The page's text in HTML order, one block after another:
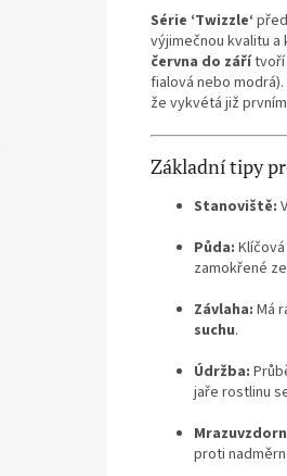
Série ‘Twizzle‘
výjimečnou kvalitu
června do zářítvoří
fialová nebo
že vykvétá již
Základní tipy
Stanoviště:
Půda:
zamokřené
Závlaha: Má
suchu.
Údržba:
jaře rostlinu
proti